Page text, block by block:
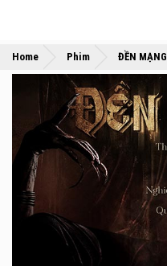
Home Phim ĐỀN MẠNG